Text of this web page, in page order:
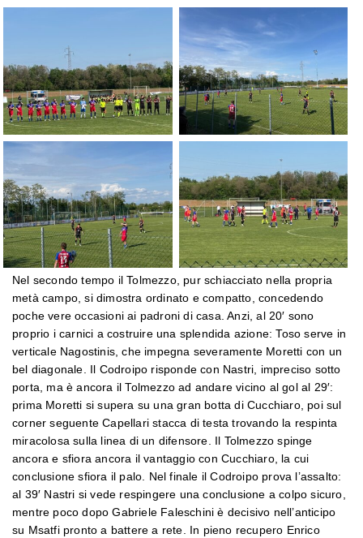
Nel secondo tempo il Tolmezzo, pur schiacciato nella propria
metà campo, si dimostra ordinato e compatto, concedendo
poche vere occasioni ai padroni di casa. Anzi, al 20′ sono
proprio i carnici a costruire una splendida azione: Toso serve in
verticale Nagostinis, che impegna severamente Moretti con un
bel diagonale. Il Codroipo risponde con Nastri, impreciso sotto
porta, ma è ancora il Tolmezzo ad andare vicino al gol al 29′:
prima Moretti si supera su una gran botta di Cucchiaro, poi sul
corner seguente Capellari stacca di testa trovando la respinta
miracolosa sulla linea di un difensore. Il Tolmezzo spinge
ancora e sfiora ancora il vantaggio con Cucchiaro, la cui
conclusione sfiora il palo. Nel finale il Codroipo prova l’assalto:
al 39′ Nastri si vede respingere una conclusione a colpo sicuro,
mentre poco dopo Gabriele Faleschini è decisivo nell’anticipo
su Msatfi pronto a battere a rete. In pieno recupero Enrico